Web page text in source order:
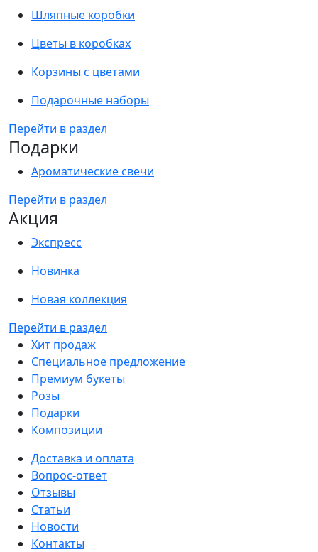
Шляпные коробки
Цветы в коробках
Корзины с цветами
Подарочные наборы
Перейти в раздел
Подарки
Ароматические свечи
Перейти в раздел
Акция
Экспресс
Новинка
Новая коллекция
Перейти в раздел
Хит продаж
Специальное предложение
Премиум букеты
Розы
Подарки
Композиции
Доставка и оплата
Вопрос-ответ
Отзывы
Статьи
Новости
Контакты